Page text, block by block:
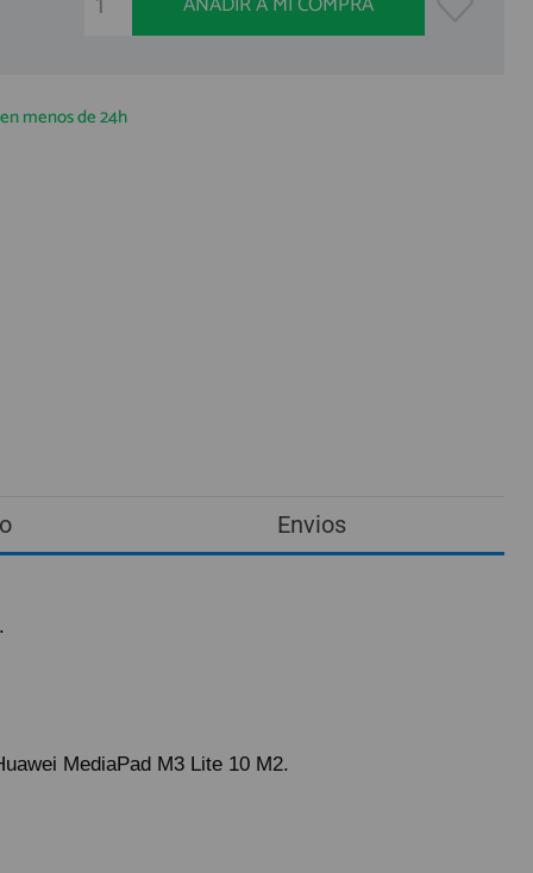
menos de 24h
Envios
MediaPad M3 Lite 10 M2.